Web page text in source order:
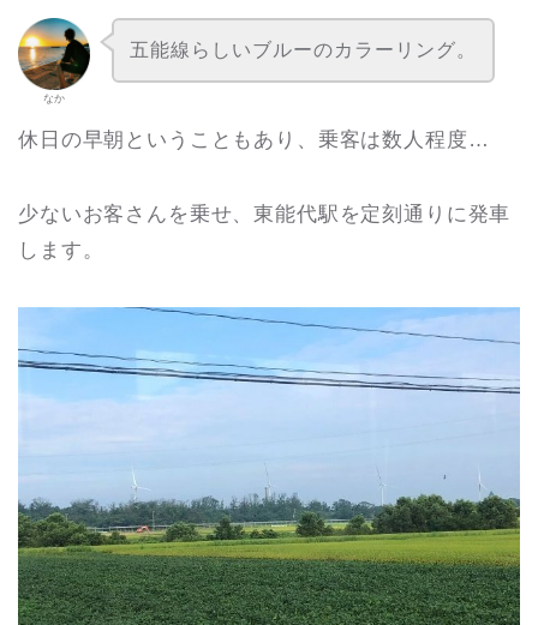
なか
五能線らしいブルーのカラーリング。
休日の早朝ということもあり、乗客は数人程度…
少ないお客さんを乗せ、東能代駅を定刻通りに発車
します。